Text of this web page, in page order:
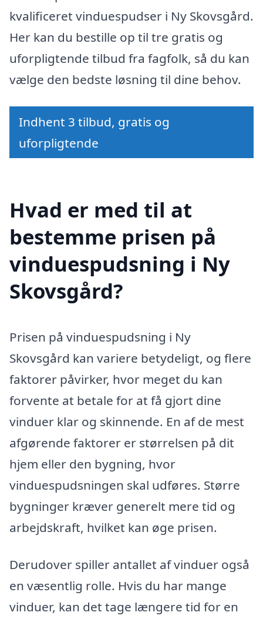
kvalificeret vinduespudser i Ny Skovsgård.
Her kan du bestille op til tre gratis og
uforpligtende tilbud fra fagfolk, så du kan
vælge den bedste løsning til dine behov.
Indhent 3 tilbud, gratis og
uforpligtende
Hvad er med til at
bestemme prisen på
vinduespudsning i Ny
Skovsgård?
Prisen på vinduespudsning i Ny
Skovsgård kan variere betydeligt, og flere
faktorer påvirker, hvor meget du kan
forvente at betale for at få gjort dine
vinduer klar og skinnende. En af de mest
afgørende faktorer er størrelsen på dit
hjem eller den bygning, hvor
vinduespudsningen skal udføres. Større
bygninger kræver generelt mere tid og
arbejdskraft, hvilket kan øge prisen.
Derudover spiller antallet af vinduer også
en væsentlig rolle. Hvis du har mange
vinduer, kan det tage længere tid for en